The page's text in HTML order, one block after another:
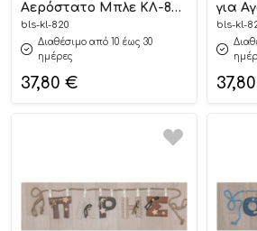
Αερόστατο Μπλε ΚΛ-820
|| Bellissimo
bls-kl-820
Διαθέσιμο από 10 έως 30
ημέρες
37,80 €
για
bls-kl-
37,80